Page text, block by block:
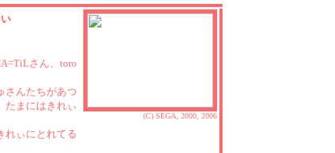
ぃ
さん、toro
さんたちがあつ
たまにはきれぃ
れぃにとれてる
(C) SEGA, 2000, 2006